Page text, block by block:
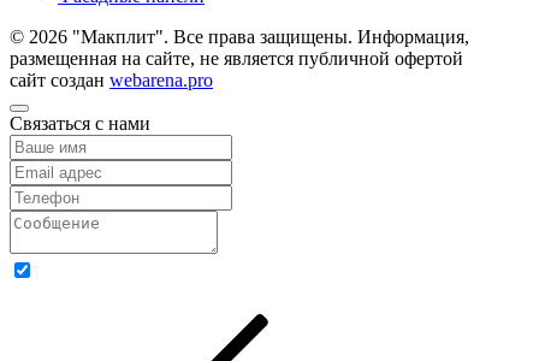
© 2026 "Макплит". Все права защищены. Информация,
размещенная на сайте, не является публичной офертой
сайт создан webarena.pro
Связаться с нами